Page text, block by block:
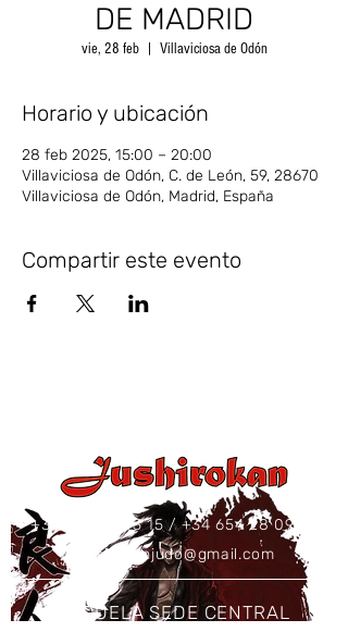
DE MADRID
vie, 28 feb
  |
Villaviciosa de Odón
Horario y ubicación
28 feb 2025, 15:00 – 20:00
Villaviciosa de Odón, C. de León, 59, 28670
Villaviciosa de Odón, Madrid, España
Compartir este evento
+34 637 86 43 15/+34 654 28 09 73
jushirokanjudo@gmail.com
ESCUELA SEDE CENTRAL